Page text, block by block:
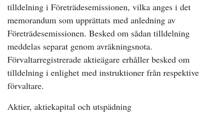
tilldelning i Företrädesemissionen, vilka anges i det
memorandum som upprättats med anledning av
Företrädesemissionen. Besked om sådan tilldelning
meddelas separat genom avräkningsnota.
Förvaltarregistrerade aktieägare erhåller besked om
tilldelning i enlighet med instruktioner från respektive
förvaltare.
Aktier, aktiekapital och utspädning